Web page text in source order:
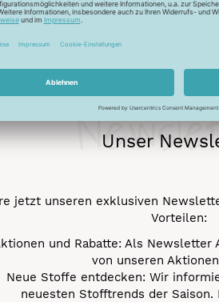
und kann auch nicht gebleicht
Unser
jetzt unseren exklusiven
Vorteilen:
und Rabatte: Als
von unseren
Neue Stoffe entdecken: Wir
neuesten Stofftrends der